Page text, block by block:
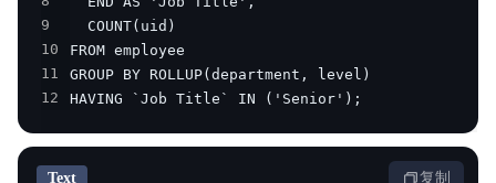
9
10
11
12
HAVING `Job Title` IN ('Senior');
Text 复制